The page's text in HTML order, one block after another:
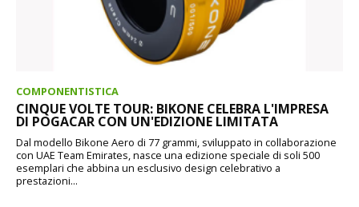
COMPONENTISTICA
CINQUE VOLTE TOUR: BIKONE CELEBRA L'IMPRESA
DI POGACAR CON UN'EDIZIONE LIMITATA
Dal modello Bikone Aero di 77 grammi, sviluppato in collaborazione
con UAE Team Emirates, nasce una edizione speciale di soli 500
esemplari che abbina un esclusivo design celebrativo a
prestazioni...